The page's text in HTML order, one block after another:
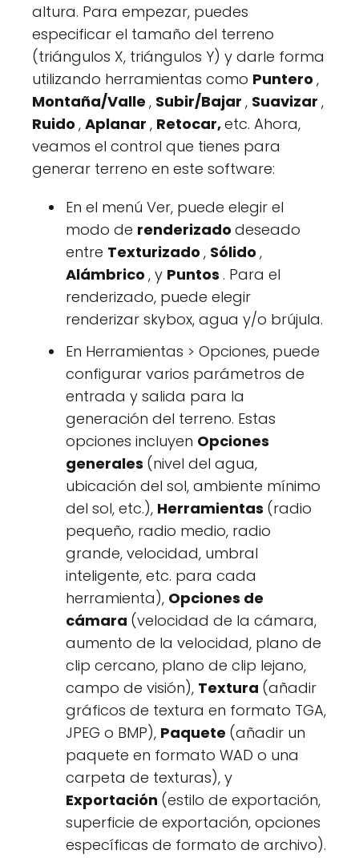
altura. Para empezar, puedes
especificar el tamaño del terreno
(triángulos X, triángulos Y) y darle forma
utilizando herramientas como Puntero ,
Montaña/Valle , Subir/Bajar , Suavizar ,
Ruido , Aplanar , Retocar,etc. Ahora,
veamos el control que tienes para
generar terreno en este software:
En el menú Ver, puede elegir el
modo de renderizado deseado
entre Texturizado , Sólido ,
Alámbrico , y Puntos . Para el
renderizado, puede elegir
renderizar skybox, agua y/o brújula.
En Herramientas > Opciones, puede
configurar varios parámetros de
entrada y salida para la
generación del terreno. Estas
opciones incluyen Opciones
generales (nivel del agua,
ubicación del sol, ambiente mínimo
del sol, etc.), Herramientas (radio
pequeño, radio medio, radio
grande, velocidad, umbral
inteligente, etc. para cada
herramienta), Opciones de
cámara (velocidad de la cámara,
aumento de la velocidad, plano de
clip cercano, plano de clip lejano,
campo de visión), Textura (añadir
gráficos de textura en formato TGA,
JPEG o BMP), Paquete (añadir un
paquete en formato WAD o una
carpeta de texturas), y
Exportación (estilo de exportación,
superficie de exportación, opciones
específicas de formato de archivo).